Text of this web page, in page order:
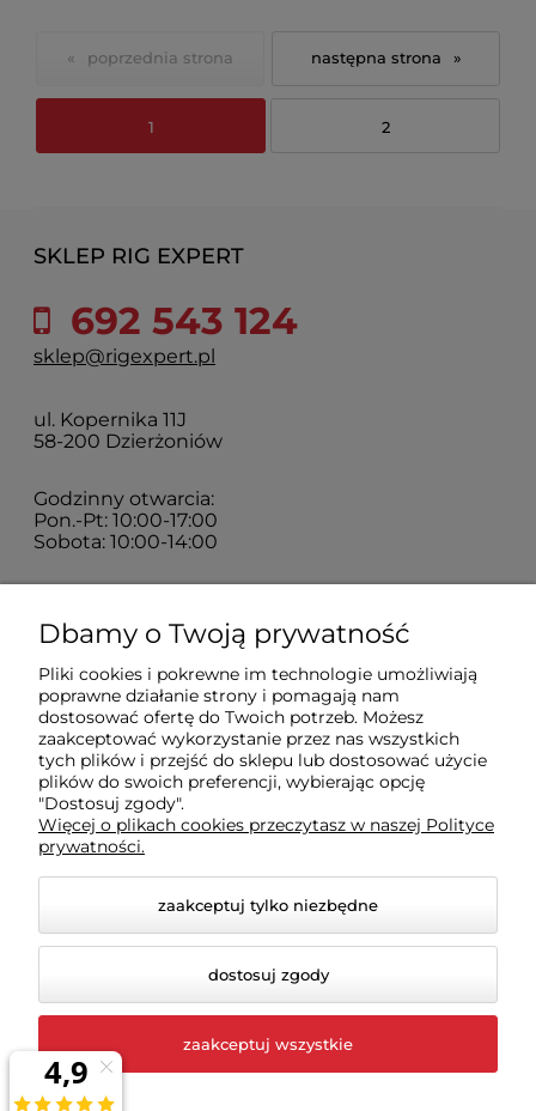
«
1 2
»
SKLEP RIG EXPERT
692 543 124
sklep@rigexpert.pl
ul. Kopernika 11J
58-200 Dzierżoniów
Godzinny otwarcia:
Pon.-Pt: 10:00-17:00
Sobota: 10:00-14:00
Zakupy
Sklep
Moje konto
Pomoc
© 2026 rigexpert.pl. Wszelkie prawa zastrzeżone.
Dbamy o Twoją prywatność
Pliki cookies i pokrewne im technologie umożliwiają
poprawne działanie strony i pomagają nam
dostosować ofertę do Twoich potrzeb. Możesz
zaakceptować wykorzystanie przez nas wszystkich
tych plików i przejść do sklepu lub dostosować użycie
plików do swoich preferencji, wybierając opcję
"Dostosuj zgody".
Więcej o plikach cookies przeczytasz w naszej Polityce
prywatności.
zaakceptuj tylko niezbędne
dostosuj zgody
zaakceptuj wszystkie